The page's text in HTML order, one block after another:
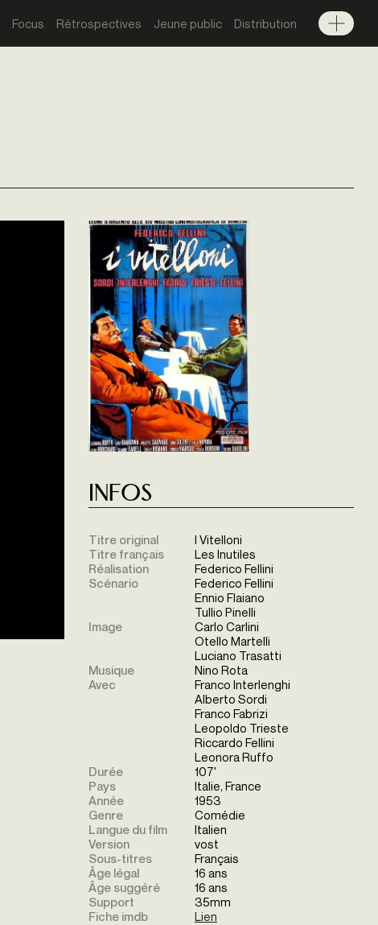
Focus Rétrospectives Jeune public Distribution
Menu
Infos
Titre original
I Vitelloni
Titre français
Les Inutiles
Réalisation
Federico Fellini
Scénario
Federico Fellini
Ennio Flaiano
Tullio Pinelli
Image
Carlo Carlini
Otello Martelli
Luciano Trasatti
Musique
Nino Rota
Avec
Franco Interlenghi
Alberto Sordi
Franco Fabrizi
Leopoldo Trieste
Riccardo Fellini
Leonora Ruffo
Durée
107'
Pays
Italie, France
Année
1953
Genre
Comédie
Langue du film
Italien
Version
vost
Sous-titres
Français
Âge légal
16 ans
Âge suggéré
16 ans
Support
35mm
Fiche imdb
Lien